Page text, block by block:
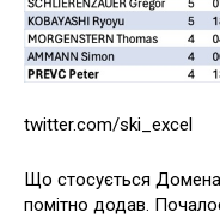
twitter.com/ski_excel
Що стосується Домена
помітно додав.